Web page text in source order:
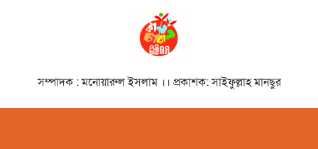
নাট্যকার ডা. আবু হেনা আবিদ
জাফর স্মরণে আলোচনা সভা ও
দোয়া মাহফিল
‘বিদ্রোহের স্বরলিপি’নজরুল
জয়ন্তী উৎসব অনুষ্ঠিত
সম্পাদক : মনোয়ারুল ইসলাম ।। প্রকাশক: সাইফুল্লাহ মানছুর